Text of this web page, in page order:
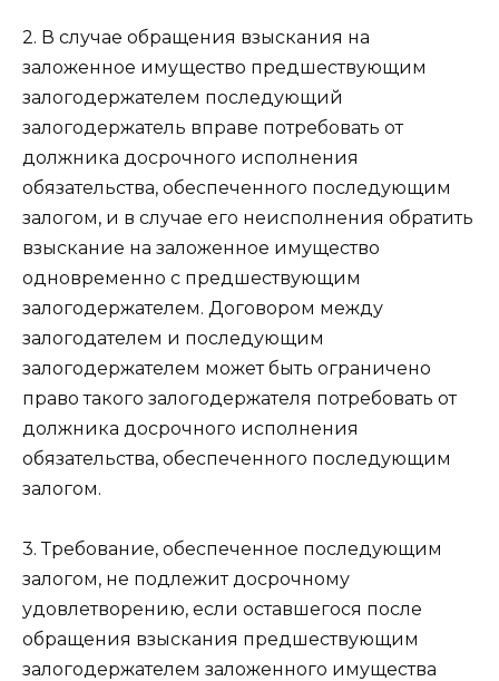
2. В случае обращения взыскания на
заложенное имущество предшествующим
залогодержателем последующий
залогодержатель вправе потребовать от
должника досрочного исполнения
обязательства, обеспеченного последующим
залогом, и в случае его неисполнения обратить
взыскание на заложенное имущество
одновременно с предшествующим
залогодержателем. Договором между
залогодателем и последующим
залогодержателем может быть ограничено
право такого залогодержателя потребовать от
должника досрочного исполнения
обязательства, обеспеченного последующим
залогом.
3. Требование, обеспеченное последующим
залогом, не подлежит досрочному
удовлетворению, если оставшегося после
обращения взыскания предшествующим
залогодержателем заложенного имущества